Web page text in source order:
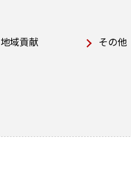
地域貢献 その他